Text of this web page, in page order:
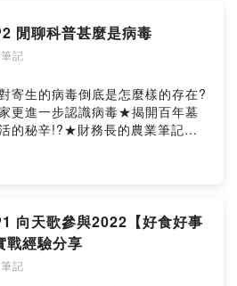
處協理
養殖技術，並以會計師、財務長的背景，
度切入，探索及分享台灣農業、農村的可
閒聊科普甚麼是病毒
記
寄生的病毒倒底是怎麼樣的存在?
更進一步認識病毒★揭開百年墓
的秘辛!?★財務長的農業筆記
向天歌參與2022【好食好事
戰經驗分享
記